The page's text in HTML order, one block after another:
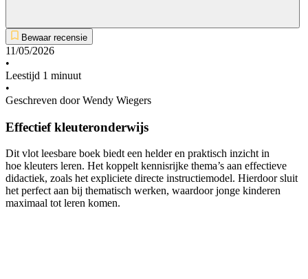
Bewaar recensie
11/05/2026
•
Leestijd 1 minuut
•
Geschreven door Wendy Wiegers
Effectief kleuteronderwijs
Dit vlot leesbare boek biedt een helder en praktisch inzicht in
hoe kleuters leren. Het koppelt kennisrijke thema’s aan effectieve
didactiek, zoals het expliciete directe instructiemodel. Hierdoor sluit
het perfect aan bij thematisch werken, waardoor jonge kinderen
maximaal tot leren komen.